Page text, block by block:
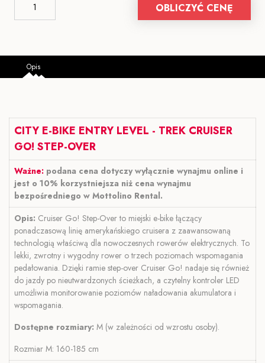
OBLICZYĆ CENĘ
Opis
CITY E-BIKE ENTRY LEVEL - TREK CRUISER
GO! STEP-OVER
Ważne: podana cena dotyczy wyłącznie wynajmu online i
jest o 10% korzystniejsza niż cena wynajmu
bezpośredniego w Mottolino Rental.
Opis: Cruiser Go! Step-Over to miejski e-bike łączący
ponadczasową linię amerykańskiego cruisera z zaawansowaną
technologią właściwą dla nowoczesnych rowerów elektrycznych. To
lekki, zwrotny i wygodny rower o trzech poziomach wspomagania
pedałowania. Dzięki ramie step-over Cruiser Go! nadaje się również
do jazdy po nieutwardzonych ścieżkach, a czytelny kontroler LED
umożliwia monitorowanie poziomów naładowania akumulatora i
wspomagania.
Dostępne rozmiary: M (w zależności od wzrostu osoby).
Rozmiar M: 160-185 cm